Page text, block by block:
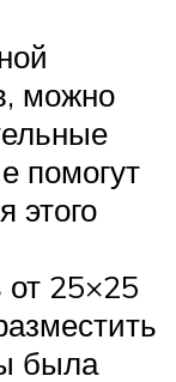
можно
помогут
этого
25×25
была